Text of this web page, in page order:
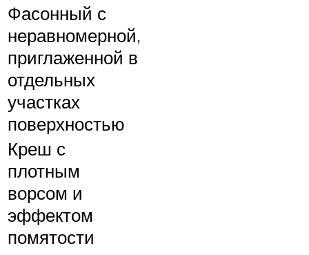
Фасонный с
неравномерной,
приглаженной в
отдельных
участках
поверхностью
Креш с
плотным
ворсом и
эффектом
помятости